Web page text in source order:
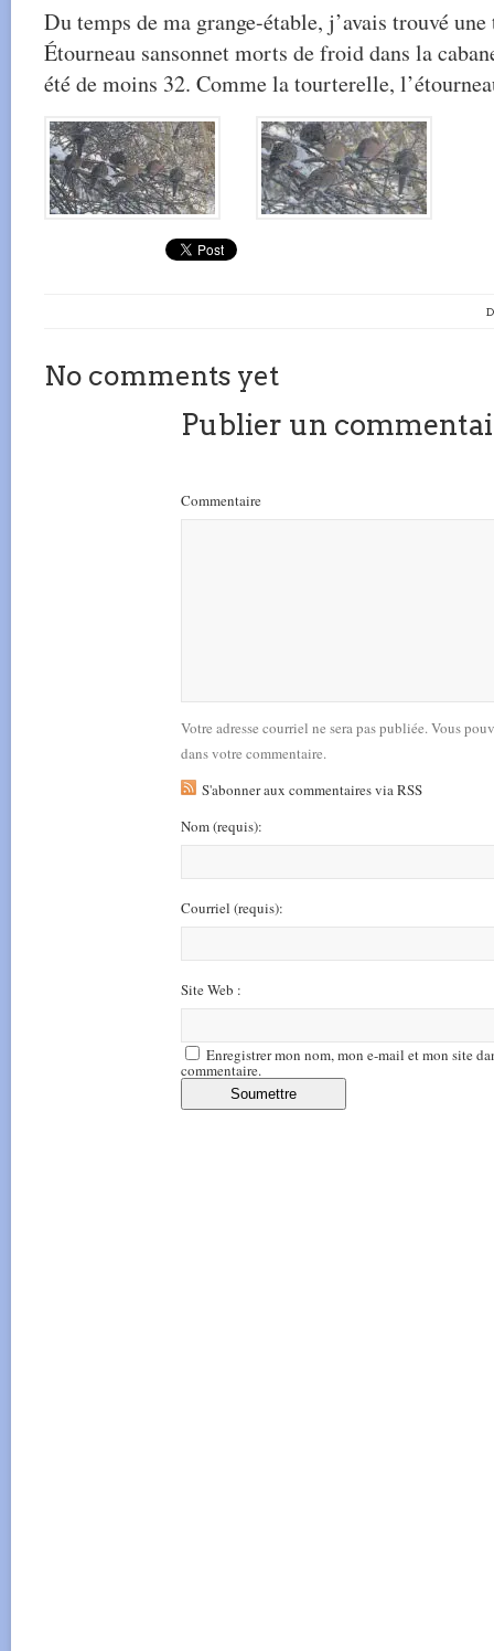
Du temps de ma grange-étable, j’avais trouvé
Étourneau sansonnet morts de froid dans la
été de moins 32. Comme la tourterelle,
No comments yet
Publier un
Commentaire
Votre adresse courriel ne sera pas publiée. Vous
dans votre commentaire.
S'abonner aux commentaires via RSS
Nom(requis):
Courriel (requis):
Site Web :
Enregistrer mon nom, mon e-mail et mon site
commentaire.